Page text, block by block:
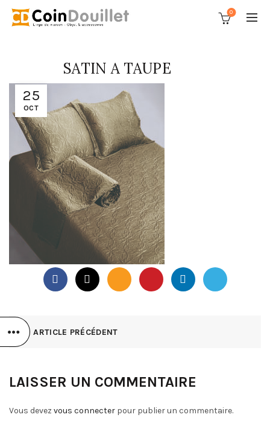
0
25
OCT
SATIN A TAUPE
ARTICLE PRÉCÉDENT
LAISSER UN COMMENTAIRE
Vous devez vous connecter pour publier un commentaire.